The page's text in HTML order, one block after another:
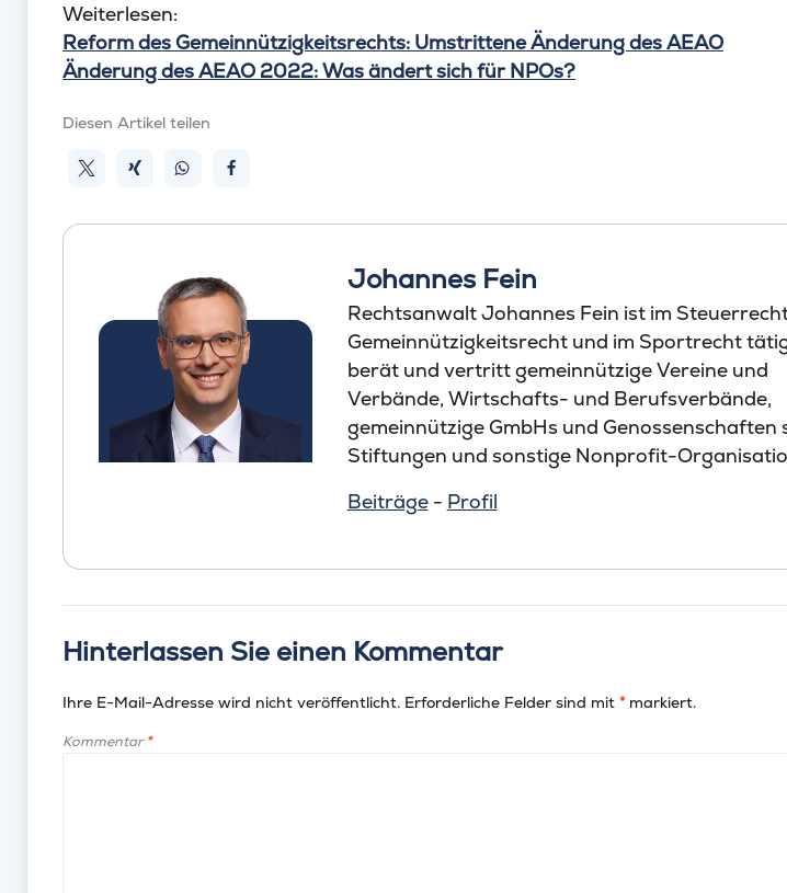
Weiterlesen:
Reform des Gemeinnützigkeitsrechts: Umstrittene Änderung des AEAO
Änderung des AEAO 2022: Was ändert sich für NPOs?
Diesen Artikel teilen
Johannes Fein
Rechtsanwalt Johannes Fein ist im
Gemeinnützigkeitsrecht und im Sportrecht
berät und vertritt gemeinnützige Vereine und
Verbände, Wirtschafts- und Berufsverbände,
gemeinnützige GmbHs und Genossenschaften
Stiftungen und sonstige Nonprofit-
Beiträge- Profil
Hinterlassen Sie einen Kommentar
Ihre E-Mail-Adresse wird nicht veröffentlicht. Erforderliche Felder sind mit *markiert.
Kommentar*